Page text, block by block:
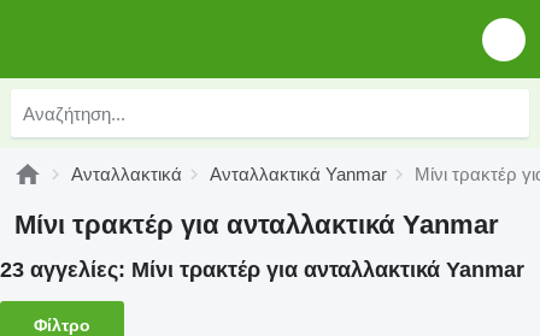
Ανταλλακτικά Ανταλλακτικά Yanmar Μίνι τρακτέρ
Μίνι τρακτέρ για ανταλλακτικά Yanmar
23 αγγελίες: Μίνι τρακτέρ για ανταλλακτικά Yanmar
Φίλτρο